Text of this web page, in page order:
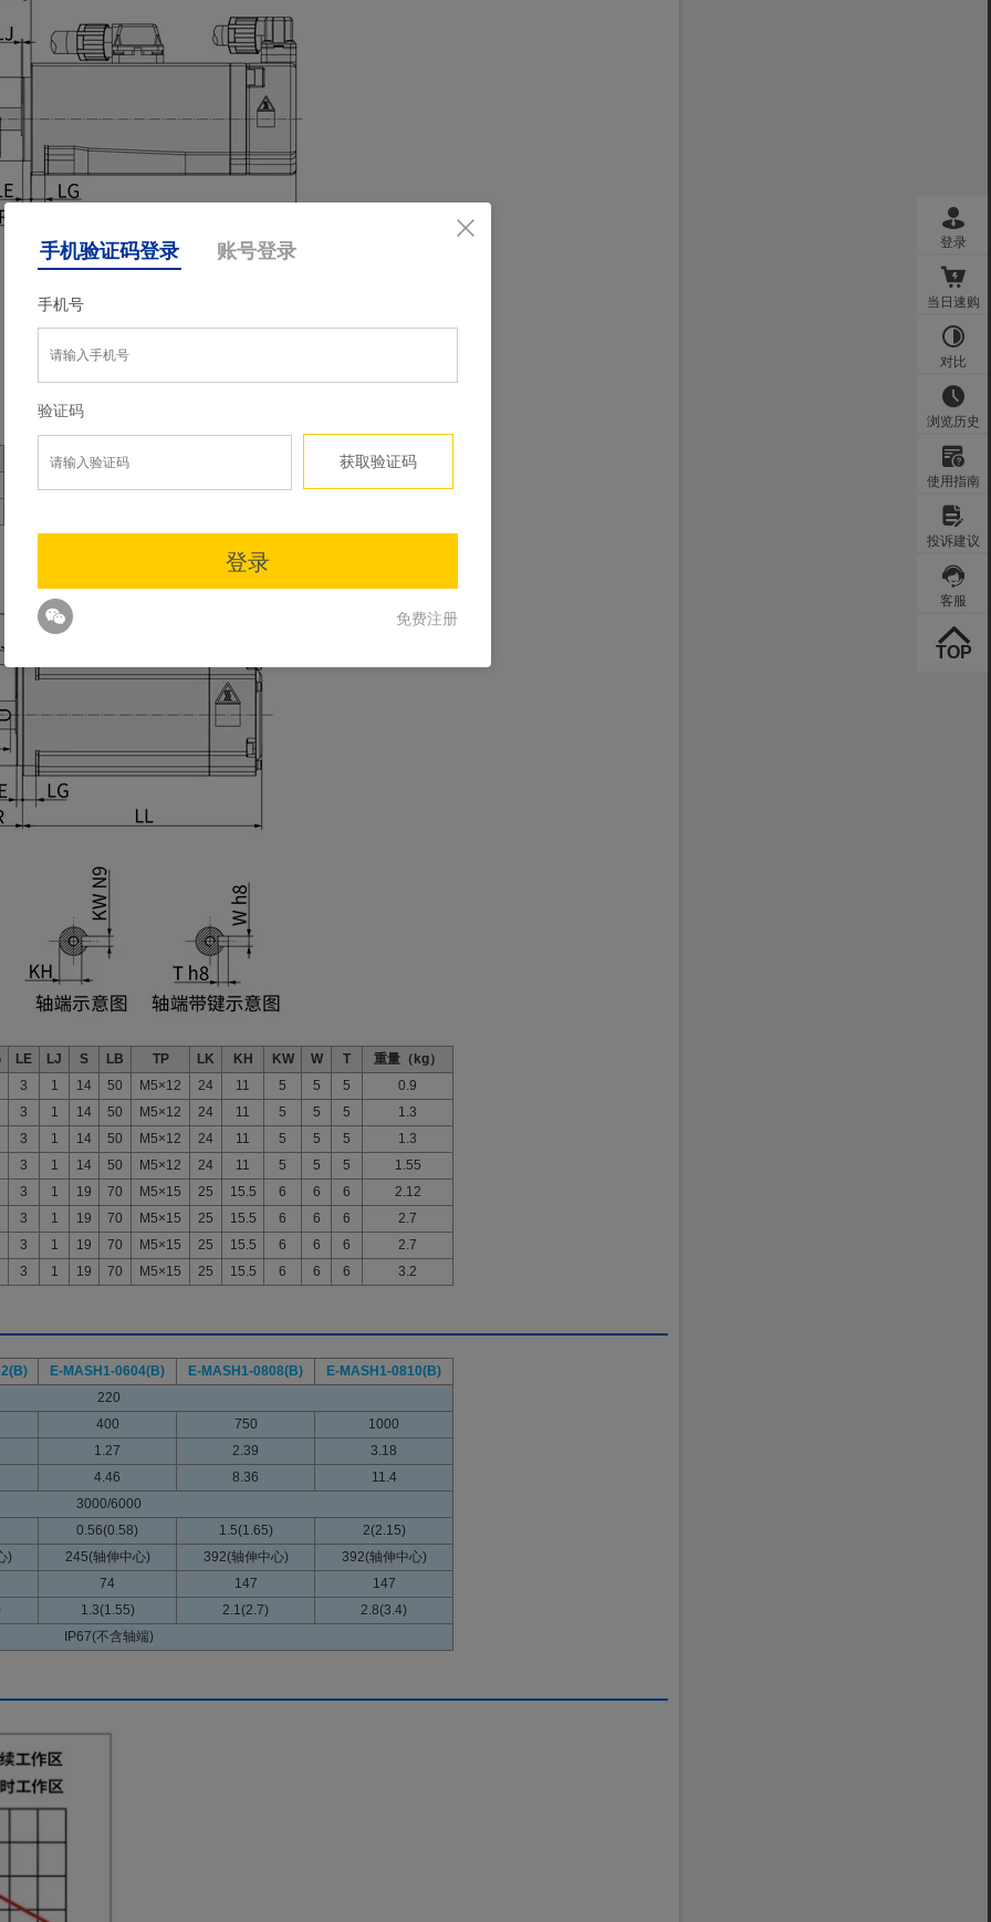
LJ S LB T
重量（kg）
3 3
0.46
LE LJ S LB TP LK KH KW W T
重量（kg）
3 1 14 50 M5×12 24 11 5 5 5
0.9
3 1 14 50 M5×12 24 11 5 5 5
1.3
3 1 14 50 M5×12 24 11 5 5 5
1.3
3 1 14 50 M5×12 24 11 5 5 5
1.55
3 1 19 70 M5×15 25 15.5 6 6 6
2.12
3 1 19 70 M5×15 25 15.5 6 6 6
2.7
3 1 19 70 M5×15 25 15.5 6 6 6
2.7
3 1 19 70 M5×15 25 15.5 6 6 6 3.2
E-MASH1-0604(B) E-MASH1-0808(B) E-MASH1-0810(B)
220
400
750
1000
1.27
2.39
3.18
4.46
8.36
11.4
3000/6000
0.56(0.58)
1.5(1.65)
2(2.15)
)
245(轴伸中心) 392(轴伸中心)
392(轴伸中心)
74
147
147
1.3(1.55) 2.1(2.7)
2.8(3.4)
IP67(不含轴端)